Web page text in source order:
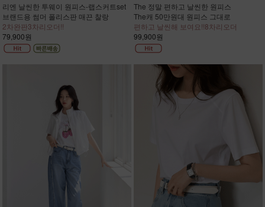
리엔 날씬한 투웨이 원피스-랩스커트set
브랜드용 썸머 폴리스판 매끈 찰랑
2차완판3차리오더!!
79,900원
The 정말 편하고 날씬한 원피스
The캐 50만원대 원피스 그대로
편하고 날씬해 보여요!!8차리오더
99,900원